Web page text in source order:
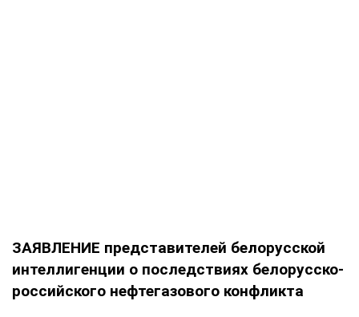
ЗАЯВЛЕНИЕ представителей белорусской
интеллигенции о последствиях белорусско-
российского нефтегазового конфликта